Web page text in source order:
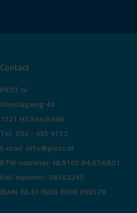
Contact
PIEST.nl
Olieslagweg 43
7521 HX Enschede
Tel: 053 - 435 9112
E-mail: info@piest.nl
BTW-nummer: NL8105.04.674.B01
KvK-nummer: 08102245
IBAN: NL43 INGB 0000 890579